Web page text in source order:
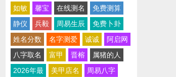
如敏
馨宝 在线测名
免费测算
静仪
兵毅 周易生辰
免费卜卦
姓名分数
名字测爱 诚诚
阿启网
八字取名
富甲 晋榕
属猪的人
2026年最
美甲店名
周易八字